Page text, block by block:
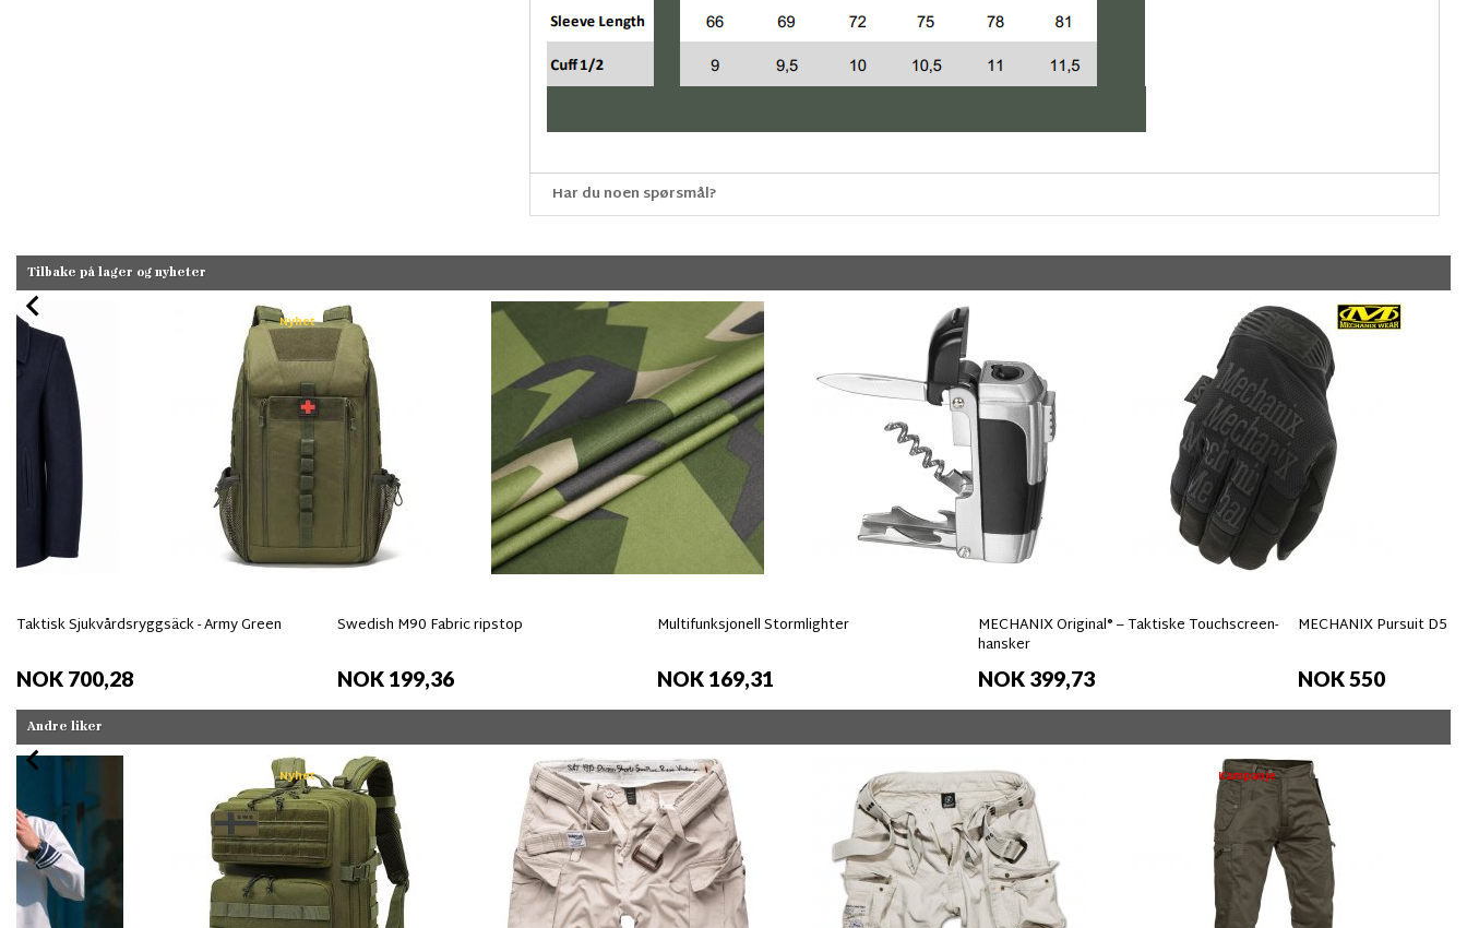
Har du noen spørsmål?
Tilbake på lager og nyheter
Nyhet
Taktisk Sjukvårdsryggsäck - Army Green
NOK 700,28
Swedish M90 Fabric ripstop
NOK 199,36
Multifunksjonell Stormlighter
NOK 169,31
MECHANIX Original® – Taktiske Touchscreen-
hansker
NOK 399,73
MECHANIX Pursuit D5
NOK 550
Andre liker
Nyhet Kampanje